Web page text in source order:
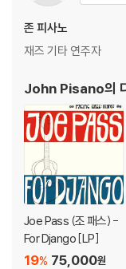
1) 컬러 디스크는 웹 이
2) 컬러 디스크의 특성
3) 컬러 디스크는 제작
※ 반품/교환 안내
1) 불량으로 인한 반품/
상을 요청할 수 있으며,
관련 사진과 동영상 및
문의 바랍니다.
2) LP는 잦은 배송 과정
존 피사노
재즈 기타 연주자
John Pisano의
Joe Pass (조 패스) -
For Django [LP]
75,000원
19%